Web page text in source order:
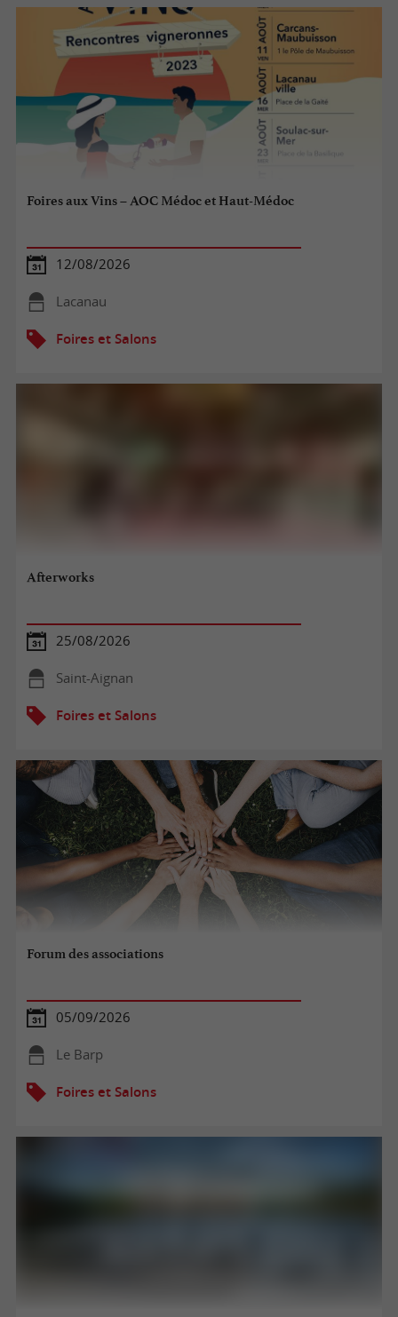
Foires aux Vins – AOC Médoc et Haut-Médoc
12/08/2026
Lacanau
Foires et Salons
Afterworks
25/08/2026
Saint-Aignan
Foires et Salons
Forum des associations
05/09/2026
Le Barp
Foires et Salons